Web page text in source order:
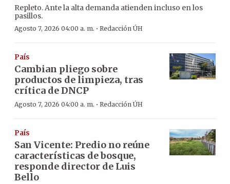
Repleto. Ante la alta demanda atienden incluso en los
pasillos.
Agosto 7, 2026 04:00 a. m. · Redacción ÚH
País
Cambian pliego sobre
productos de limpieza, tras
crítica de DNCP
Agosto 7, 2026 04:00 a. m. · Redacción ÚH
País
San Vicente: Predio no reúne
características de bosque,
responde director de Luis
Bello